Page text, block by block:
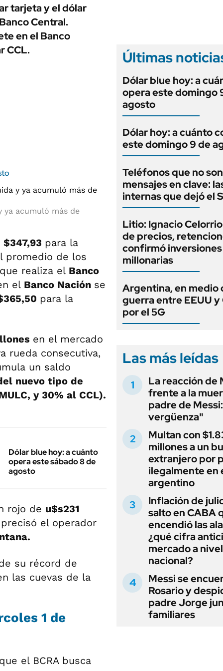
LIFESTYLE
AUTOS
tarjeta y el dólar
Central.
en el Banco
CCL.
ya acumuló más de
$347,93 para la
promedio de los
realiza el Banco
el Banco Nación se
para la
en el mercado
rueda consecutiva,
un saldo
nuevo tipo de
y 30% al CCL).
Dólar blue hoy: a cuánto
opera este sábado 8 de
agosto
rojo de u$s231
el operador
su récord de
las cuevas de la
1 de
el BCRA busca
Últimas
Dólar blue hoy: a
opera este domingo
agosto
Dólar hoy: a cuánto
este domingo 9 de
Teléfonos que no
mensajes en clave:
internas que dejó el
Litio: Ignacio
de precios,
confirmó inversiones
millonarias
Argentina, en medio
guerra entre EEUU y
por el 5G
Las más leídas
La reacción de
frente a la
padre de
vergüenza"
Multan con
millones a un
extranjero por
ilegalmente en
argentino
Inflación de
salto en CABA
encendió las
¿qué cifra
mercado a nivel
nacional?
Messi se
Rosario y
padre Jorge
familiares